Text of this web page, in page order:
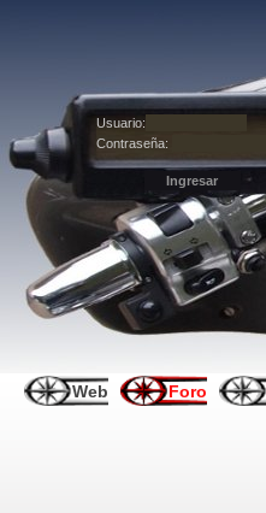
Usuario:
Contraseña:
Web Foro